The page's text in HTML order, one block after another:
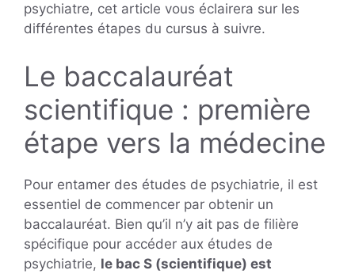
psychiatre, cet article vous éclairera sur les
différentes étapes du cursus à suivre.
Le baccalauréat
scientifique : première
étape vers la médecine
Pour entamer des études de psychiatrie, il est
essentiel de commencer par obtenir un
baccalauréat. Bien qu’il n’y ait pas de filière
spécifique pour accéder aux études de
psychiatrie, le bac S (scientifique) est